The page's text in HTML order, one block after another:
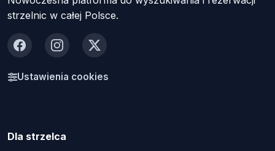
strzelnic w całej Polsce.
FacebookInstagram
X
Ustawienia cookies
Dla strzelca